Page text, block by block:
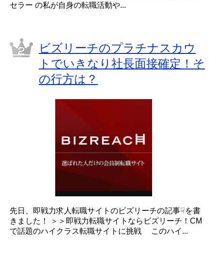
セラー の私が自身の転職活動や...
ビズリーチのプラチナスカウ
トでいきなり社長面接確定！そ
の行方は？
先日、即戦力求人転職サイトのビズリーチの記事☟を書
きました！ ＞＞即戦力転職サイトならビズリーチ！CM
で話題のハイクラス転職サイトに挑戦 このハイ...